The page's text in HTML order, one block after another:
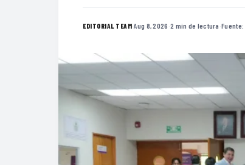
EDITORIAL TEAM·Aug 8, 2026 ·2 min de lectura ·Fuente: